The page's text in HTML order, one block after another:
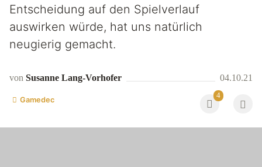
Entscheidung auf den Spielverlauf
auswirken würde, hat uns natürlich
neugierig gemacht.
von Susanne Lang-Vorhofer 04.10.21
Gamedec 4